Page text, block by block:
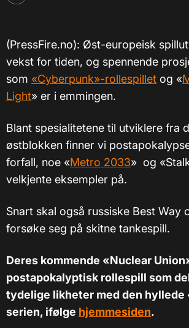
(PressFire.no): Øst-europeisk
vekst for tiden, og spennende
som «Cyberpunk»-rollespillet og «
Light» er i emmingen.
Blant spesialitetene til utviklere fra
østblokken finner vi
forfall, noe «Metro 2033» og
velkjente eksempler på.
Snart skal også russiske Best Way
forsøke seg på skitne tankespill.
Deres kommende «Nuclear
postapokalyptisk rollespill som
tydelige likheter med den hyllede
serien, ifølge hjemmesiden.